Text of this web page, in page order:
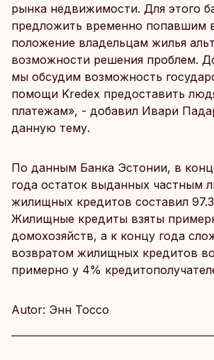
рынка недвижимости. Для этого
предложить временно попавшим
положение владельцам жилья
возможности решения проблем.
мы обсудим возможность
помощи Kredex предоставить
платежам», - добавил Ивари
данную тему.
По данным Банка Эстонии, в
года остаток выданных частным
жилищных кредитов составил
Жилищные кредиты взяты
домохозяйств, а к концу года
возвратом жилищных кредитов
примерно у 4%
Autor: Энн Тоссо